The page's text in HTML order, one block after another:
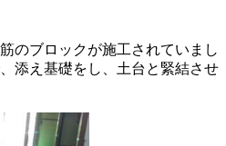
のブロックが施工されていまし
添え基礎をし、土台と緊結させ